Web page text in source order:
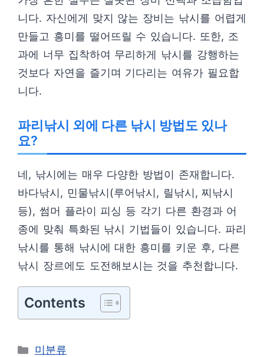
니다. 자신에게 맞지 않는 장비는 낚시를 어렵게
만들고 흥미를 떨어뜨릴 수 있습니다. 또한, 조
과에 너무 집착하여 무리하게 낚시를 강행하는
것보다 자연을 즐기며 기다리는 여유가 필요합
니다.
파리낚시 외에 다른 낚시 방법도 있나
요?
네, 낚시에는 매우 다양한 방법이 존재합니다.
바다낚시, 민물낚시(루어낚시, 릴낚시, 찌낚시
등), 썸머 플라이 피싱 등 각기 다른 환경과 어
종에 맞춰 특화된 낚시 기법들이 있습니다. 파리
낚시를 통해 낚시에 대한 흥미를 키운 후, 다른
낚시 장르에도 도전해보시는 것을 추천합니다.
Contents
카
미분류